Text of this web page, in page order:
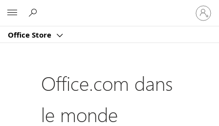
Office Store
vous
à
compte
Office.com dans
le monde